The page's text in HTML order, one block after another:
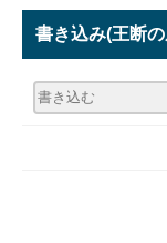
書き込み(王断